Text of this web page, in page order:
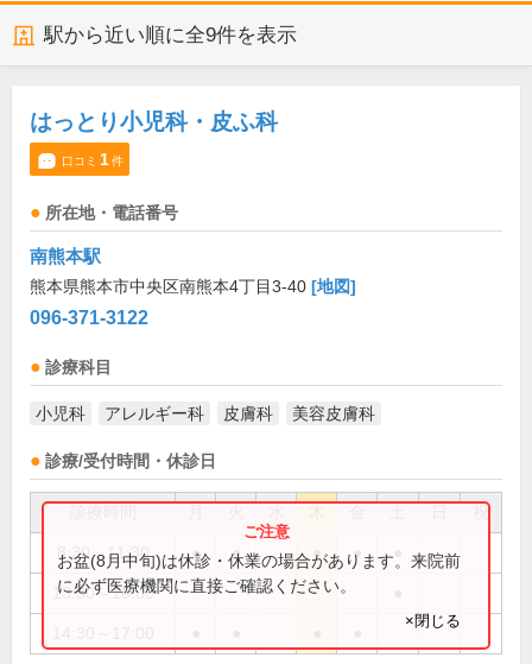
駅から近い順に全9件を表示
はっとり小児科・皮ふ科
口コミ 1件
所在地・電話番号
南熊本駅
熊本県熊本市中央区南熊本4丁目3-40 [地図]
096-371-3122
診療科目
小児科 アレルギー科 皮膚科 美容皮膚科
診療/受付時間・休診日
祝
8:30～11:30 ● ● ● ●
13:30～16:00
お盆(8月中旬)は休診・休業の場合があります。来院前
に必ず医療機関に直接ご確認ください。
×閉じる